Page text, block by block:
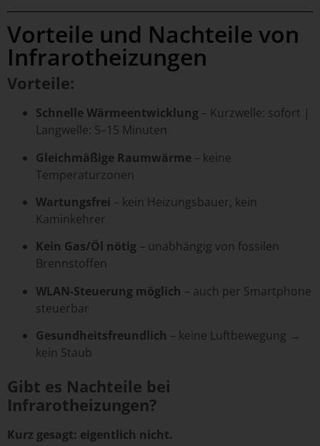
Vorteile und Nachteile von
Infrarotheizungen
Vorteile:
Schnelle Wärmeentwicklung – Kurzwelle: sofort |
Langwelle: 5–15 Minuten
Gleichmäßige Raumwärme – keine
Temperaturzonen
Wartungsfrei – kein Heizungsbauer, kein
Kaminkehrer
Kein Gas/Öl nötig – unabhängig von fossilen
Brennstoffen
WLAN-Steuerung möglich – auch per Smartphone
steuerbar
Gesundheitsfreundlich – keine Luftbewegung →
kein Staub
Gibt es Nachteile bei
Infrarotheizungen?
Kurz gesagt: eigentlich nicht.